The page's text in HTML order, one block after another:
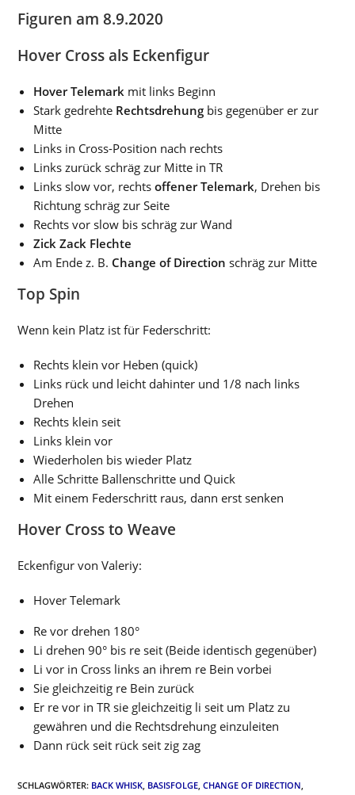
Figuren am 8.9.2020
Hover Cross als Eckenfigur
Hover Telemark mit links Beginn
Stark gedrehte Rechtsdrehung bis gegenüber er zur
Mitte
Links in Cross-Position nach rechts
Links zurück schräg zur Mitte in TR
Links slow vor, rechtsoffener Telemark, Drehen bis
Richtung schräg zur Seite
Rechts vor slow bis schräg zur Wand
Zick Zack Flechte
Am Ende z. B. Change of Direction schräg zur Mitte
Top Spin
Wenn kein Platz ist für Federschritt:
Rechts klein vor Heben (quick)
Links rück und leicht dahinter und 1/8 nach links
Drehen
Rechts klein seit
Links klein vor
Wiederholen bis wieder Platz
Alle Schritte Ballenschritte und Quick
Mit einem Federschritt raus, dann erst senken
Hover Cross to Weave
Eckenfigur von Valeriy:
Hover Telemark
Re vor drehen 180°
Li drehen 90° bis re seit (Beide identisch gegenüber)
Li vor in Cross links an ihrem re Bein vorbei
Sie gleichzeitig re Bein zurück
Er re vor in TR sie gleichzeitig li seit um Platz zu
gewähren und die Rechtsdrehung einzuleiten
Dann rück seit rück seit zig zag
SCHLAGWÖRTER: BACK WHISK BASISFOLGE CHANGE OF DIRECTION